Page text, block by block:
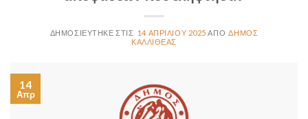
14 ΑΠΡΙΛΊΟΥ 2025
ΔΉΜΟΣ
ΚΑΛΛΙΘΈΑΣ
14
Απρ